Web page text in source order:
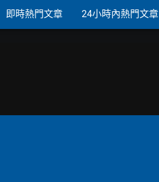
即時熱門文章 24小時內熱門文章